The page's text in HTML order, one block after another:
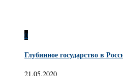
0
Глубинное государство в
21.05.2020